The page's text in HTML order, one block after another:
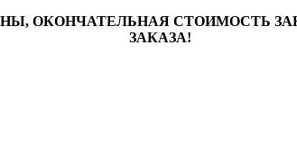
ОКОНЧАТЕЛЬНАЯ СТОИМОСТЬ
ЗАКАЗА!